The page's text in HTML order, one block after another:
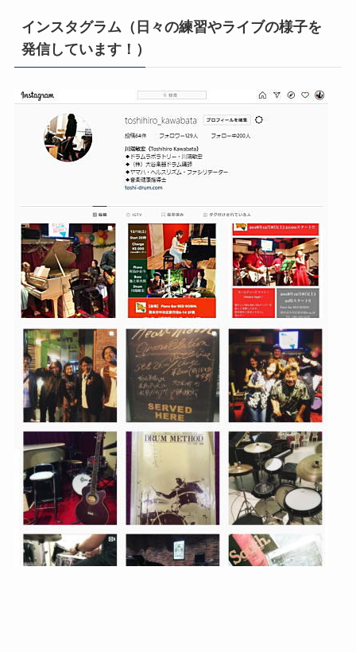
インスタグラム（日々の練習やライブの様子を
発信しています！）